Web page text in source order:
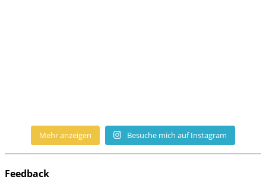
Mehr anzeigen Besuche mich auf Instagram
Feedback